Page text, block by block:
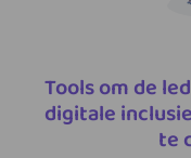
Tools om de
digitale
te